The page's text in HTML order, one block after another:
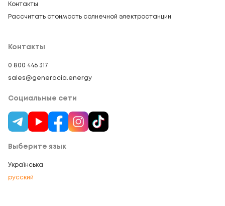
Контакты
Рассчитать стоимость солнечной электростанции
Контакты
0 800 446 317
sales@generacia.energy
Социальные сети
Выберите язык
Українська
русский